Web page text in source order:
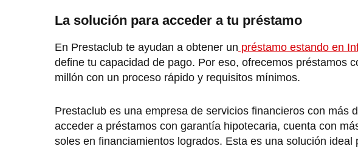
La solución para acceder a tu préstamo
En Prestaclub te ayudan a obtener un préstamo estando en
define tu capacidad de pago. Por eso, ofrecemos préstamos
millón con un proceso rápido y requisitos mínimos.
Prestaclub es una empresa de servicios financieros con más
acceder a préstamos con garantía hipotecaria, cuenta con
soles en financiamientos logrados. Esta es una solución